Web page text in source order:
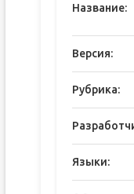
Название:
Версия:
Рубрика:
Языки: